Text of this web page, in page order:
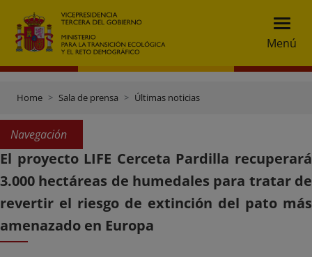
Menú
Home Sala de prensa Últimas noticias
Navegación
El proyecto LIFE Cerceta Pardilla recuperará
3.000 hectáreas de humedales para tratar de
revertir el riesgo de extinción del pato más
amenazado en Europa